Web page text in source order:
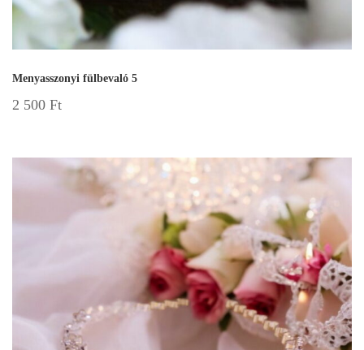
Menyasszonyi fülbevaló 5
2 500 Ft